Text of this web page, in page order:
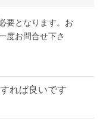
要となります。お
度お問合せ下さ
れば良いです